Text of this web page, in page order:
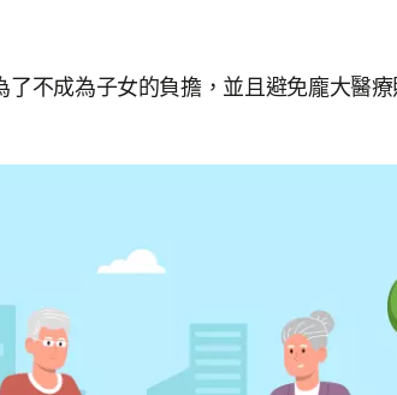
不成為子女的負擔，並且避免龐大醫